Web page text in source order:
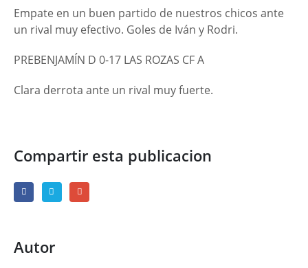
Empate en un buen partido de nuestros chicos ante
un rival muy efectivo. Goles de Iván y Rodri.
PREBENJAMÍN D 0-17 LAS ROZAS CF A
Clara derrota ante un rival muy fuerte.
Compartir esta publicacion
Autor